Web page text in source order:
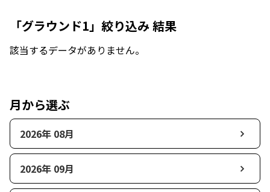
「グラウンド1」絞り込み 結果
該当するデータがありません。
月から選ぶ
2026年 08月
2026年 09月